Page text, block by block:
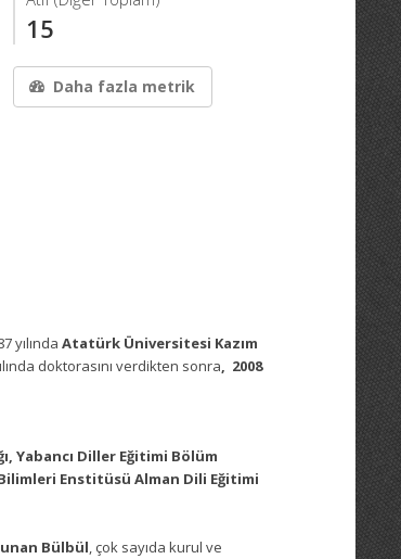
15
Daha fazla metrik
yılında Atatürk Üniversitesi Kazım
doktorasını verdikten sonra, 2008
Yabancı Diller Eğitimi Bölüm
Bilimleri Enstitüsü Alman Dili Eğitimi
Bülbül, çok sayıda kurul ve